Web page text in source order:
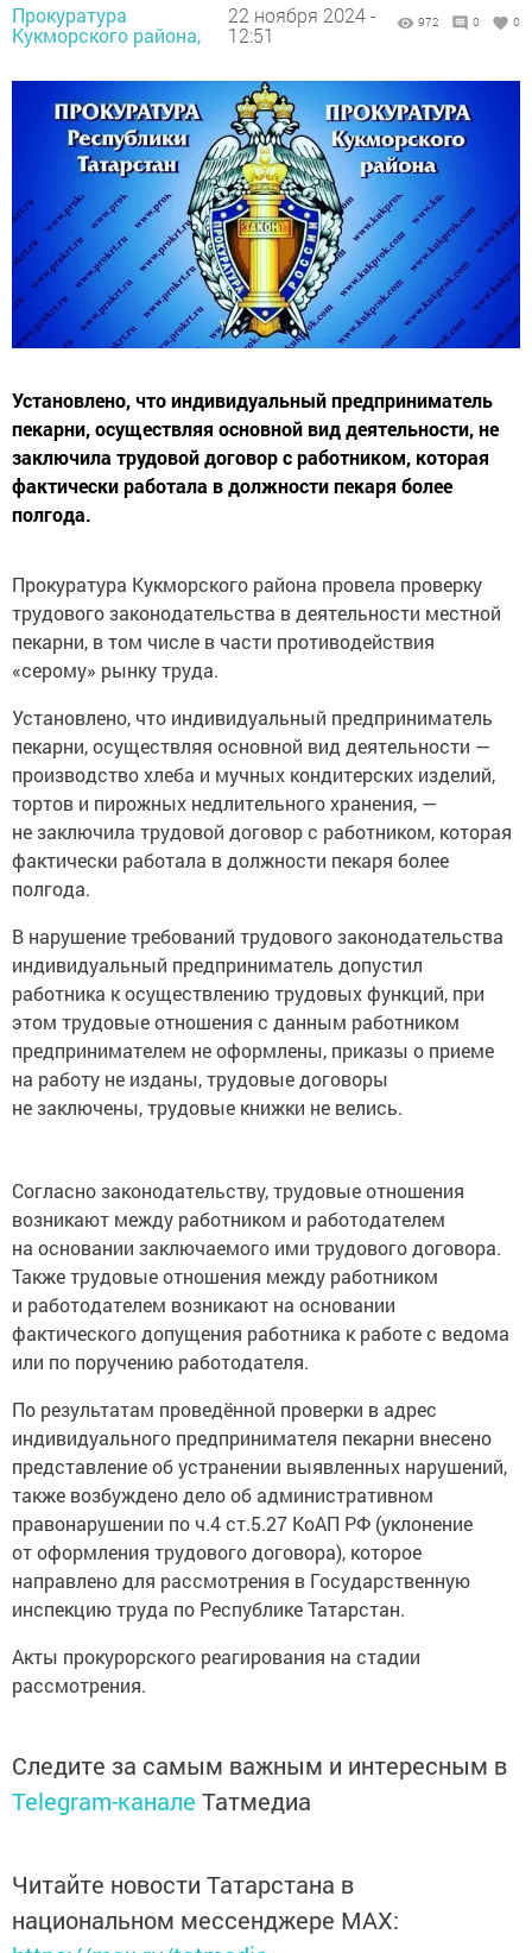
Прокуратура
Кукморского района,
22 ноября 2024 -
12:51
972 0 0
Установлено, что индивидуальный предприниматель
пекарни, осуществляя основной вид деятельности, не
заключила трудовой договор с работником, которая
фактически работала в должности пекаря более
полгода.
Прокуратура Кукморского района провела проверку
трудового законодательства в деятельности местной
пекарни, в том числе в части противодействия
«серому» рынку труда.
Установлено, что индивидуальный предприниматель
пекарни, осуществляя основной вид деятельности —
производство хлеба и мучных кондитерских изделий,
тортов и пирожных недлительного хранения, —
не заключила трудовой договор с работником, которая
фактически работала в должности пекаря более
полгода.
В нарушение требований трудового законодательства
индивидуальный предприниматель допустил
работника к осуществлению трудовых функций, при
этом трудовые отношения с данным работником
предпринимателем не оформлены, приказы о приеме
на работу не изданы, трудовые договоры
не заключены, трудовые книжки не велись.
Согласно законодательству, трудовые отношения
возникают между работником и работодателем
на основании заключаемого ими трудового договора.
Также трудовые отношения между работником
и работодателем возникают на основании
фактического допущения работника к работе с ведома
или по поручению работодателя.
По результатам проведённой проверки в адрес
индивидуального предпринимателя пекарни внесено
представление об устранении выявленных нарушений,
также возбуждено дело об административном
правонарушении по ч.4 ст.5.27 КоАП РФ (уклонение
от оформления трудового договора), которое
направлено для рассмотрения в Государственную
инспекцию труда по Республике Татарстан.
Акты прокурорского реагирования на стадии
рассмотрения.
Следите за самым важным и интересным в
Telegram-канале Татмедиа
Читайте новости Татарстана в
национальном мессенджере MАХ: